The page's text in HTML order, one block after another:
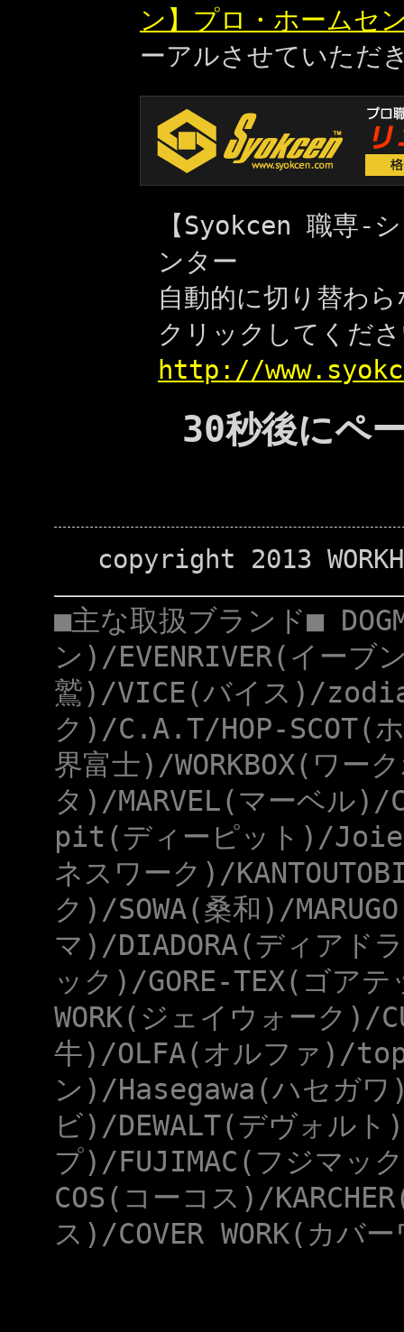
ン】プロ・ホームセ
ーアルさせていただ
【Syokcen 職専-
ンター
自動的に切り替わ
クリックしてくだ
http://
30秒後にペ
copyright 2013
■主な取扱ブランド■
ン)/EVENRIVER(イーブ
鷲)/VICE(バイス)/
ク)/C.A.T/HOP-
界富士)/WORKBOX(ワ
タ)/MARVEL(マーベル
pit(ディーピット)/Joie(
ネスワーク)/
ク)/SOWA(桑和)/
マ)/DIADORA(ディアド
ック)/GORE-TEX(ゴア
WORK(ジェイウォーク)/
牛)/OLFA(オルファ)/
ン)/Hasegawa(ハセガ
ビ)/DEWALT(デヴォル
プ)/FUJIMAC(フジマッ
COS(コーコス)/
ス)/COVER WORK(カ